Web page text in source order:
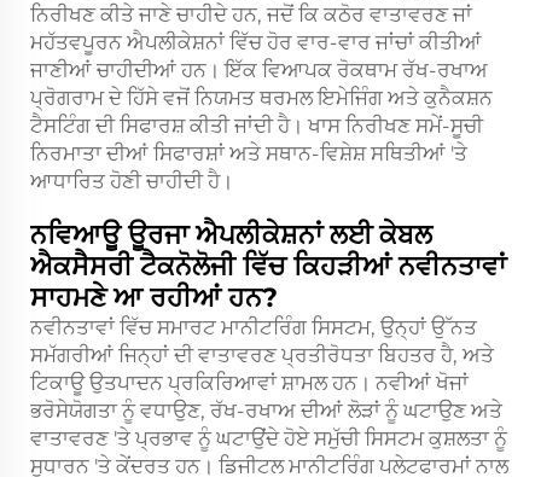
ਨਿਰੀਖਣ ਕੀਤੇ ਜਾਣੇ ਚਾਹੀਦੇ ਹਨ, ਜਦੋਂ ਕਿ ਕਠੋਰ ਵਾਤਾਵਰਣ ਜਾਂ
ਮਹੱਤਵਪੂਰਨ ਐਪਲੀਕੇਸ਼ਨਾਂ ਵਿੱਚ ਹੋਰ ਵਾਰ-ਵਾਰ ਜਾਂਚਾਂ ਕੀਤੀਆਂ
ਜਾਣੀਆਂ ਚਾਹੀਦੀਆਂ ਹਨ। ਇੱਕ ਵਿਆਪਕ ਰੋਕਥਾਮ ਰੱਖ-ਰਖਾਅ
ਪ੍ਰੋਗਰਾਮ ਦੇ ਹਿੱਸੇ ਵਜੋਂ ਨਿਯਮਤ ਥਰਮਲ ਇਮੇਜਿੰਗ ਅਤੇ ਕੁਨੈਕਸ਼ਨ
ਟੈਸਟਿੰਗ ਦੀ ਸਿਫਾਰਸ਼ ਕੀਤੀ ਜਾਂਦੀ ਹੈ। ਖਾਸ ਨਿਰੀਖਣ ਸਮੇਂ-ਸੂਚੀ
ਨਿਰਮਾਤਾ ਦੀਆਂ ਸਿਫਾਰਸ਼ਾਂ ਅਤੇ ਸਥਾਨ-ਵਿਸ਼ੇਸ਼ ਸਥਿਤੀਆਂ 'ਤੇ
ਆਧਾਰਿਤ ਹੋਣੀ ਚਾਹੀਦੀ ਹੈ।
ਨਵਿਆਊ ਊਰਜਾ ਐਪਲੀਕੇਸ਼ਨਾਂ ਲਈ ਕੇਬਲ
ਐਕਸੈਸਰੀ ਟੈਕਨੋਲੋਜੀ ਵਿੱਚ ਕਿਹੜੀਆਂ ਨਵੀਨਤਾਵਾਂ
ਸਾਹਮਣੇ ਆ ਰਹੀਆਂ ਹਨ?
ਨਵੀਨਤਾਵਾਂ ਵਿੱਚ ਸਮਾਰਟ ਮਾਨੀਟਰਿੰਗ ਸਿਸਟਮ, ਉਨ੍ਹਾਂ ਉੱਨਤ
ਸਮੱਗਰੀਆਂ ਜਿਨ੍ਹਾਂ ਦੀ ਵਾਤਾਵਰਣ ਪ੍ਰਤੀਰੋਧਤਾ ਬਿਹਤਰ ਹੈ, ਅਤੇ
ਟਿਕਾਊ ਉਤਪਾਦਨ ਪ੍ਰਕਿਰਿਆਵਾਂ ਸ਼ਾਮਲ ਹਨ। ਨਵੀਆਂ ਖੋਜਾਂ
ਭਰੋਸੇਯੋਗਤਾ ਨੂੰ ਵਧਾਉਣ, ਰੱਖ-ਰਖਾਅ ਦੀਆਂ ਲੋੜਾਂ ਨੂੰ ਘਟਾਉਣ ਅਤੇ
ਵਾਤਾਵਰਣ 'ਤੇ ਪ੍ਰਭਾਵ ਨੂੰ ਘਟਾਉਂਦੇ ਹੋਏ ਸਮੁੱਚੀ ਸਿਸਟਮ ਕੁਸ਼ਲਤਾ ਨੂੰ
ਸੁਧਾਰਨ 'ਤੇ ਕੇਂਦਰਤ ਹਨ। ਡਿਜੀਟਲ ਮਾਨੀਟਰਿੰਗ ਪਲੇਟਫਾਰਮਾਂ ਨਾਲ